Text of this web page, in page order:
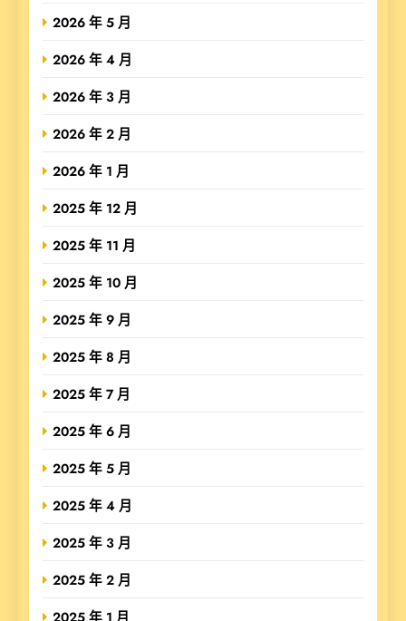
2026 年 5 月
2026 年 4 月
2026 年 3 月
2026 年 2 月
2026 年 1 月
2025 年 12 月
2025 年 11 月
2025 年 10 月
2025 年 9 月
2025 年 8 月
2025 年 7 月
2025 年 6 月
2025 年 5 月
2025 年 4 月
2025 年 3 月
2025 年 2 月
2025 年 1 月